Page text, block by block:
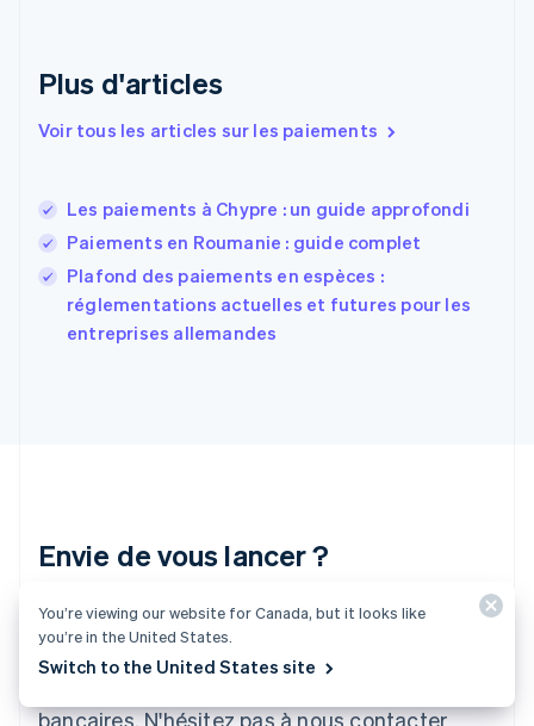
Plus d'articles
Voir tous les articles sur les paiements
Les paiements à Chypre : un guide approfondi
Paiements en Roumanie : guide complet
Plafond des paiements en espèces :
réglementations actuelles et futures pour les
entreprises allemandes
Envie de vous lancer ?
Créez un compte et commencez à accepter
des paiements rapidement, sans avoir à signer
bancaires. N'hésitez pas à nous contacter
Estonie
États-Unis
EnglishSvenska
FrançaisEnglish
Gibraltar
English
Grèce
English
Japon
Lettonie
English
Liechtenstein
Lituanie
You’re viewing our website for Canada, but it looks like
you’re in the United States.
Switch to the United States site